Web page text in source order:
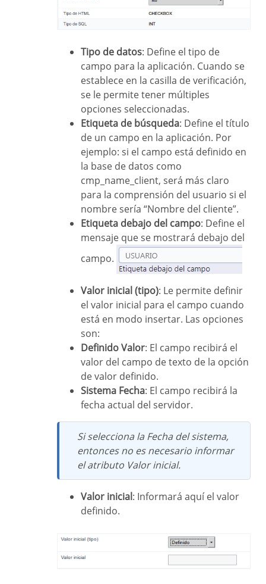
Tipo de datos: Define el tipo de
campo para la aplicación. Cuando se
establece en la casilla de verificación,
se le permite tener múltiples
opciones seleccionadas.
Etiqueta de búsqueda: Define el título
de un campo en la aplicación. Por
ejemplo: si el campo está definido en
la base de datos como
cmp_name_client, será más claro
para la comprensión del usuario si el
nombre sería “Nombre del cliente”.
Etiqueta debajo del campo: Define el
mensaje que se mostrará debajo del
campo.
Valor inicial (tipo): Le permite definir
el valor inicial para el campo cuando
está en modo insertar. Las opciones
son:
Definido Valor: El campo recibirá el
valor del campo de texto de la opción
de valor definido.
Sistema Fecha: El campo recibirá la
fecha actual del servidor.
Si selecciona la Fecha del sistema,
entonces no es necesario informar
el atributo Valor inicial.
Valor inicial: Informará aquí el valor
definido.